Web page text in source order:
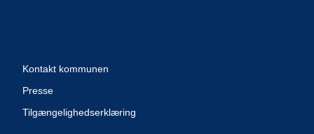
Kontakt kommunen
Presse
Tilgængelighedserklæring